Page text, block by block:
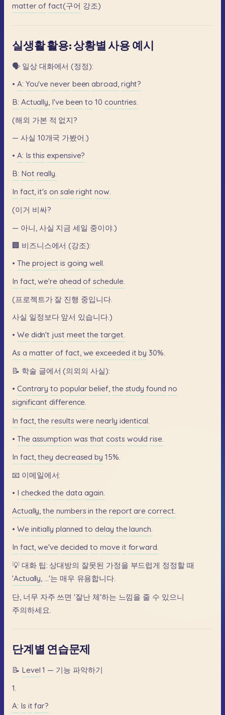
matter of fact(구어 강조)
실생활 활용: 상황별 사용 예시
🗣️ 일상 대화에서 (정정):
• A: You've never been abroad, right?
B: Actually, I've been to 10 countries.
(해외 가본 적 없지?
— 사실 10개국 가봤어.)
• A: Is this expensive?
B: Not really.
In fact, it's on sale right now.
(이거 비싸?
— 아니, 사실 지금 세일 중이야.)
🏢 비즈니스에서 (강조):
• The project is going well.
In fact, we're ahead of schedule.
(프로젝트가 잘 진행 중입니다.
사실 일정보다 앞서 있습니다.)
• We didn't just meet the target.
As a matter of fact, we exceeded it by 30%.
📝 학술 글에서 (의외의 사실):
• Contrary to popular belief, the study found no
significant difference.
In fact, the results were nearly identical.
• The assumption was that costs would rise.
In fact, they decreased by 15%.
📧 이메일에서:
• I checked the data again.
Actually, the numbers in the report are correct.
• We initially planned to delay the launch.
In fact, we've decided to move it forward.
💡 대화 팁: 상대방의 잘못된 가정을 부드럽게 정정할 때
'Actually, ...'는 매우 유용합니다.
단, 너무 자주 쓰면 '잘난 체'하는 느낌을 줄 수 있으니
주의하세요.
단계별 연습문제
📝 Level 1 — 기능 파악하기
1.
A: Is it far?